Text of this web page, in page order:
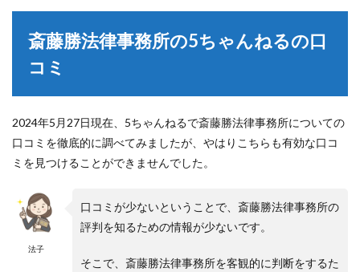
斎藤勝法律事務所の5ちゃんねるの口
コミ
2024年5月27日現在、5ちゃんねるで斎藤勝法律事務所についての
口コミを徹底的に調べてみましたが、やはりこちらも有効な口コ
ミを見つけることができませんでした。
法子
口コミが少ないということで、斎藤勝法律事務所の
評判を知るための情報が少ないです。
そこで、斎藤勝法律事務所を客観的に判断をするた